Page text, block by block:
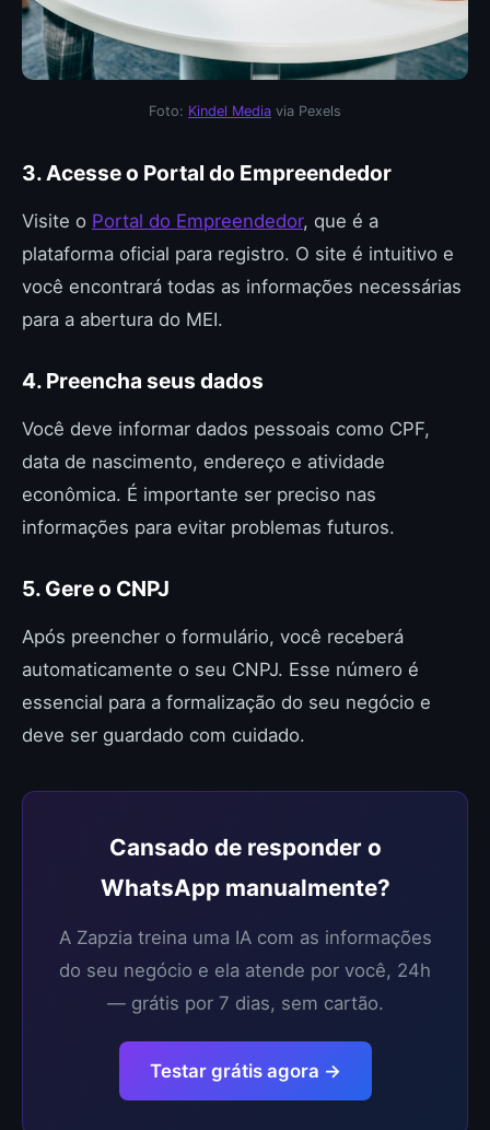
Foto: Kindel Media via Pexels
3. Acesse o Portal do Empreendedor
Visite o Portal do Empreendedor, que é a
plataforma oficial para registro. O site é intuitivo e
você encontrará todas as informações necessárias
para a abertura do MEI.
4. Preencha seus dados
Você deve informar dados pessoais como CPF,
data de nascimento, endereço e atividade
econômica. É importante ser preciso nas
informações para evitar problemas futuros.
5. Gere o CNPJ
Após preencher o formulário, você receberá
automaticamente o seu CNPJ. Esse número é
essencial para a formalização do seu negócio e
deve ser guardado com cuidado.
Cansado de responder o
WhatsApp manualmente?
A Zapzia treina uma IA com as informações
do seu negócio e ela atende por você, 24h
— grátis por 7 dias, sem cartão.
Testar grátis agora →